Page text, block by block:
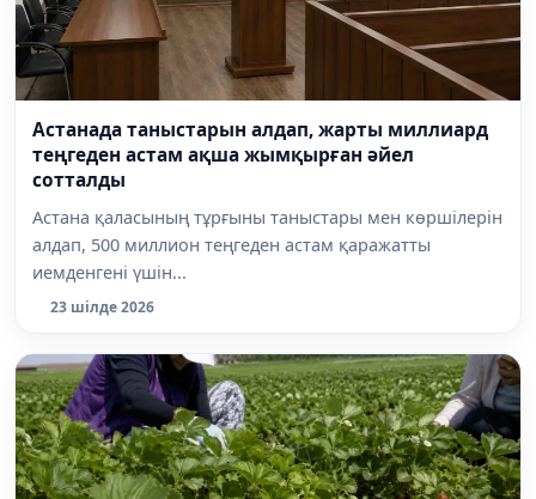
Астанада таныстарын алдап, жарты миллиард
теңгеден астам ақша жымқырған әйел
сотталды
Астана қаласының тұрғыны таныстары мен көршілерін
алдап, 500 миллион теңгеден астам қаражатты
иемденгені үшін...
23 шілде 2026